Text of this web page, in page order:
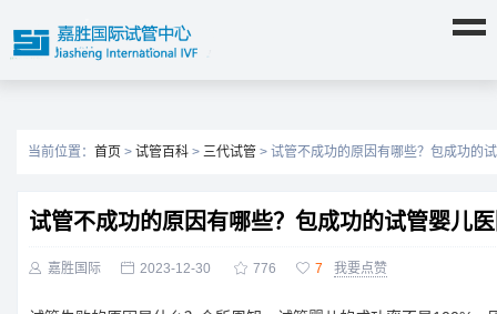
当前位置： 首页 > 试管百科 > 三代试管 > 试管不成功的原因有哪些？包成功的
试管不成功的原因有哪些？包成功的试管婴儿
 嘉胜国际  2023-12-30  776  7 我要点赞